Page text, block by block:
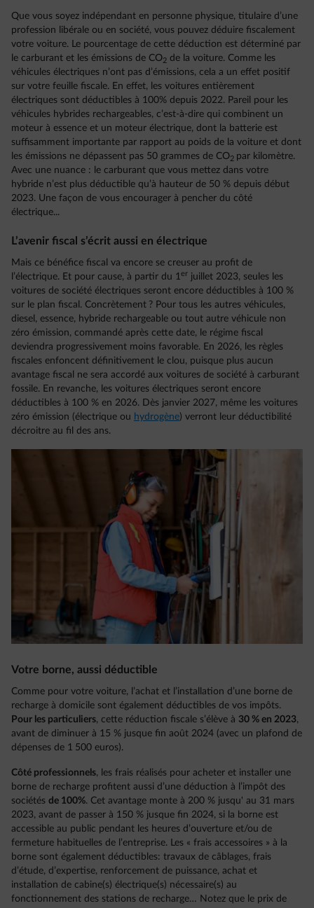
Que vous soyez indépendant en personne physique, titulaire d’une
profession libérale ou en société, vous pouvez déduire fiscalement
votre voiture. Le pourcentage de cette déduction est déterminé par
le carburant et les émissions de CO2 de la voiture. Comme les
véhicules électriques n’ont pas d’émissions, cela a un effet positif
sur votre feuille fiscale. En effet, les voitures entièrement
électriques sont déductibles à 100% depuis 2022. Pareil pour les
véhicules hybrides rechargeables, c’est-à-dire qui combinent un
moteur à essence et un moteur électrique, dont la batterie est
suffisamment importante par rapport au poids de la voiture et dont
les émissions ne dépassent pas 50 grammes de CO2 par kilomètre.
Avec une nuance : le carburant que vous mettez dans votre
hybride n’est plus déductible qu’à hauteur de 50 % depuis début
2023. Une façon de vous encourager à pencher du côté
électrique...
L’avenir fiscal s’écrit aussi en électrique
Mais ce bénéfice fiscal va encore se creuser au profit de
l’électrique. Et pour cause, à partir du 1er juillet 2023, seules les
voitures de société électriques seront encore déductibles à 100 %
sur le plan fiscal. Concrètement ? Pour tous les autres véhicules,
diesel, essence, hybride rechargeable ou tout autre véhicule non
zéro émission, commandé après cette date, le régime fiscal
deviendra progressivement moins favorable. En 2026, les règles
fiscales enfoncent définitivement le clou, puisque plus aucun
avantage fiscal ne sera accordé aux voitures de société à carburant
fossile. En revanche, les voitures électriques seront encore
déductibles à 100 % en 2026. Dès janvier 2027, même les voitures
zéro émission (électrique ou hydrogène) verront leur déductibilité
décroitre au fil des ans.
Votre borne, aussi déductible
Comme pour votre voiture, l’achat et l’installation d’une borne de
recharge à domicile sont également déductibles de vos impôts.
Pour les particuliers, cette réduction fiscale s’élève à 30 % en 2023,
avant de diminuer à 15 % jusque fin août 2024 (avec un plafond de
dépenses de 1 500 euros).
Côté professionnels, les frais réalisés pour acheter et installer une
borne de recharge profitent aussi d’une déduction à l’impôt des
sociétés de 100%. Cet avantage monte à 200 % jusqu' au 31 mars
2023, avant de passer à 150 % jusque fin 2024, si la borne est
accessible au public pendant les heures d’ouverture et/ou de
fermeture habituelles de l’entreprise. Les « frais accessoires » à la
borne sont également déductibles: travaux de câblages, frais
d’étude, d’expertise, renforcement de puissance, achat et
installation de cabine(s) électrique(s) nécessaire(s) au
fonctionnement des stations de recharge… Notez que le prix de